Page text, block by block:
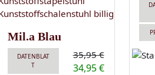
Mil.a Blau
DATENBLAT
T
35,95 €
34,95 €